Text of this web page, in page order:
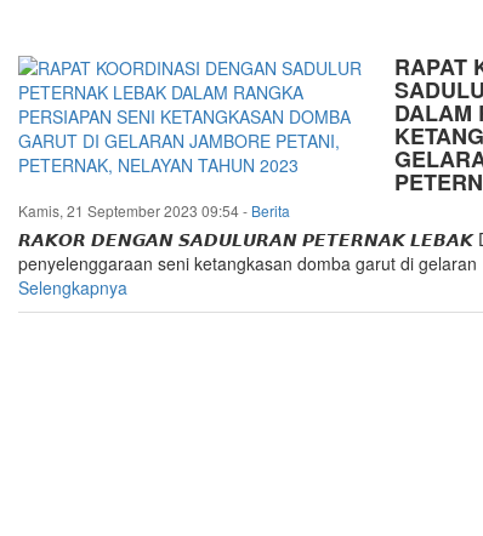
Situs
Resmi
Dinas
Peternakan
dan
Kesehatan
Hewan
Kabupaten
RAPAT
DALAM
Kamis, 21 September 2023 09:54- Berita
𝙍𝘼𝙆𝙊𝙍 𝘿𝙀𝙉𝙂𝘼𝙉 𝙎𝘼𝘿𝙐𝙇𝙐𝙍𝘼𝙉 𝙋𝙀𝙏𝙀𝙍𝙉𝘼𝙆 𝙇𝙀𝘽𝘼𝙆
penyelenggaraan seni ketangkasan domba garut di gelaran
Selengkapnya